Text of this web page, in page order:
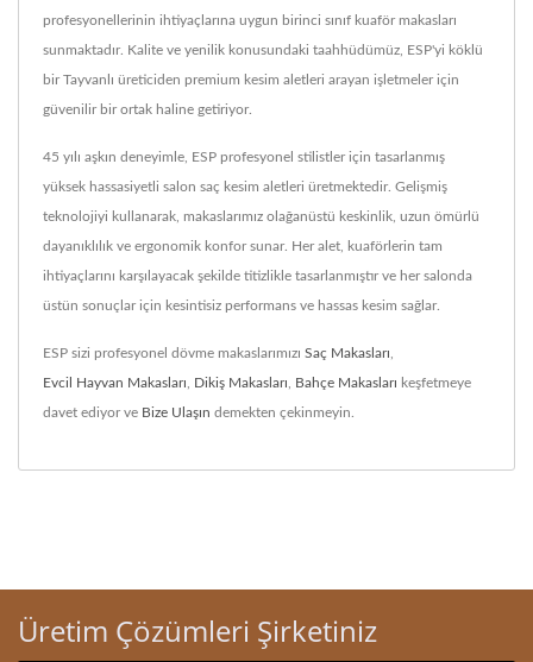
profesyonellerinin ihtiyaçlarına uygun birinci sınıf kuaför makasları
sunmaktadır. Kalite ve yenilik konusundaki taahhüdümüz, ESP'yi köklü
bir Tayvanlı üreticiden premium kesim aletleri arayan işletmeler için
güvenilir bir ortak haline getiriyor.
45 yılı aşkın deneyimle, ESP profesyonel stilistler için tasarlanmış
yüksek hassasiyetli salon saç kesim aletleri üretmektedir. Gelişmiş
teknolojiyi kullanarak, makaslarımız olağanüstü keskinlik, uzun ömürlü
dayanıklılık ve ergonomik konfor sunar. Her alet, kuaförlerin tam
ihtiyaçlarını karşılayacak şekilde titizlikle tasarlanmıştır ve her salonda
üstün sonuçlar için kesintisiz performans ve hassas kesim sağlar.
ESP sizi profesyonel dövme makaslarımızı Saç Makasları
Evcil Hayvan Makasları Dikiş Makasları Bahçe Makasları keşfetmeye
davet ediyor ve Bize Ulaşın demekten çekinmeyin.
Üretim Çözümleri Şirketiniz